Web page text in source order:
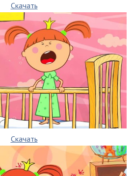
Скачать
Скачать